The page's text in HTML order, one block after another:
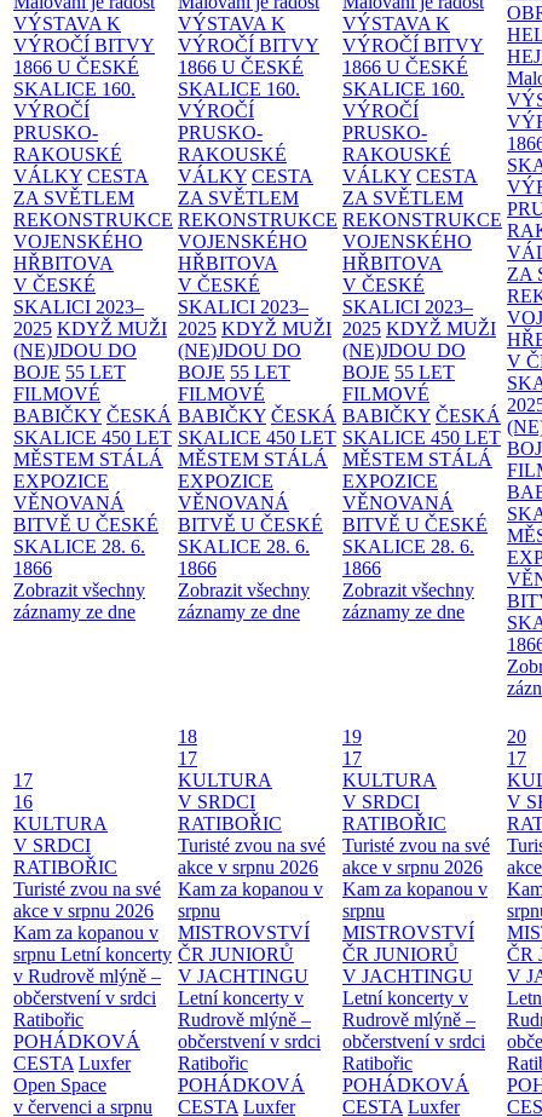
VÝSTAVA K
VÝROČÍ BITVY
1866 U ČESKÉ
SKALICE 160.
VÝROČÍ
PRUSKO-
RAKOUSKÉ
VÁLKY CESTA
ZA SVĚTLEM
REKONSTRUKCE
VOJENSKÉHO
HŘBITOVA
V ČESKÉ
SKALICI 2023–
2025 KDYŽ MUŽI
(NE)JDOU DO
BOJE 55 LET
FILMOVÉ
BABIČKY ČESKÁ
SKALICE 450 LET
MĚSTEM STÁLÁ
EXPOZICE
VĚNOVANÁ
BITVĚ U ČESKÉ
SKALICE 28. 6.
1866
Zobrazit všechny
záznamy ze dne
VÝSTAVA K
VÝROČÍ BITVY
1866 U ČESKÉ
SKALICE 160.
VÝROČÍ
PRUSKO-
RAKOUSKÉ
VÁLKY CESTA
ZA SVĚTLEM
REKONSTRUKCE
VOJENSKÉHO
HŘBITOVA
V ČESKÉ
SKALICI 2023–
2025 KDYŽ MUŽI
(NE)JDOU DO
BOJE 55 LET
FILMOVÉ
BABIČKY ČESKÁ
SKALICE 450 LET
MĚSTEM STÁLÁ
EXPOZICE
VĚNOVANÁ
BITVĚ U ČESKÉ
SKALICE 28. 6.
1866
Zobrazit všechny
záznamy ze dne
VÝSTAVA K
VÝROČÍ BITVY
1866 U ČESKÉ
SKALICE 160.
VÝROČÍ
PRUSKO-
RAKOUSKÉ
VÁLKY CESTA
ZA SVĚTLEM
REKONSTRUKCE
VOJENSKÉHO
HŘBITOVA
V ČESKÉ
SKALICI 2023–
2025 KDYŽ MUŽI
(NE)JDOU DO
BOJE 55 LET
FILMOVÉ
BABIČKY ČESKÁ
SKALICE 450 LET
MĚSTEM STÁLÁ
EXPOZICE
VĚNOVANÁ
BITVĚ U ČESKÉ
SKALICE 28. 6.
1866
Zobrazit všechny
záznamy ze dne
ZA
V
17
16
KULTURA
V SRDCI
RATIBOŘIC
Turisté zvou na své
akce v srpnu 2026
Kam za kopanou v
srpnu Letní koncerty
v Rudrově mlýně –
občerstvení v srdci
Ratibořic
POHÁDKOVÁ
CESTA Luxfer
Open Space
v červenci a srpnu
18
17
KULTURA
V SRDCI
RATIBOŘIC
Turisté zvou na své
akce v srpnu 2026
Kam za kopanou v
srpnu
MISTROVSTVÍ
ČR JUNIORŮ
V JACHTINGU
Letní koncerty v
Rudrově mlýně –
občerstvení v srdci
Ratibořic
POHÁDKOVÁ
CESTA Luxfer
19
17
KULTURA
V SRDCI
RATIBOŘIC
Turisté zvou na své
akce v srpnu 2026
Kam za kopanou v
srpnu
MISTROVSTVÍ
ČR JUNIORŮ
V JACHTINGU
Letní koncerty v
Rudrově mlýně –
občerstvení v srdci
Ratibořic
POHÁDKOVÁ
CESTA Luxfer
20
17
V
ČR
V